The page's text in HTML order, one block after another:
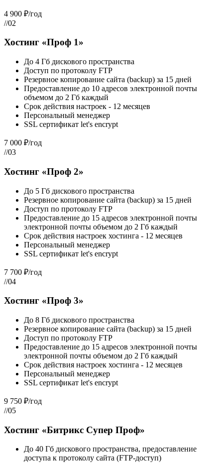
4 900 ₽/год
//02
Хостинг «Проф 1»
До 4 Гб дискового пространства
Доступ по протоколу FTP
Резервное копирование сайта (backup) за 15 дней
Предоставление до 10 адресов электронной почты
объемом до 2 Гб каждый
Срок действия настроек - 12 месяцев
Персональный менеджер
SSL сертификат let's encrypt
7 000 ₽/год
//03
Хостинг «Проф 2»
До 5 Гб дискового пространства
Резервное копирование сайта (backup) за 15 дней
Доступ по протоколу FTP
Предоставление до 15 адресов электронной почты
электронной почты объемом до 2 Гб каждый
Срок действия настроек хостинга - 12 месяцев
Персональный менеджер
SSL сертификат let's encrypt
7 700 ₽/год
//04
Хостинг «Проф 3»
До 8 Гб дискового пространства
Резервное копирование сайта (backup) за 15 дней
Доступ по протоколу FTP
Предоставление до 15 адресов электронной почты
электронной почты объемом до 2 Гб каждый
Срок действия настроек хостинга - 12 месяцев
Персональный менеджер
SSL сертификат let's encrypt
9 750 ₽/год
//05
Хостинг «Битрикс Супер Проф»
До 40 Гб дискового пространства, предоставление
доступа к протоколу сайта (FTP-доступ)